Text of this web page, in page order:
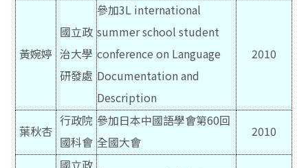
黃婉婷
國立政
治大學
研發處
參加3L international
summer school student
conference on Language
Documentation and
Description
2010
葉秋杏
行政院
國科會
參加日本中國語學會第60回
全國大會
2010
國立政